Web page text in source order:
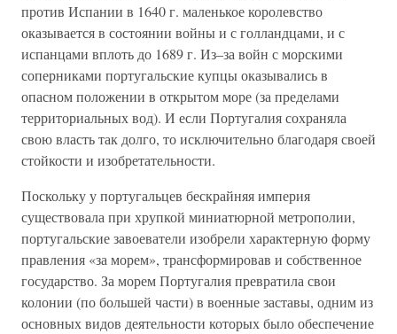
против Испании в 1640 г. маленькое королевство
оказывается в состоянии войны и с голландцами, и с
испанцами вплоть до 1689 г. Из–за войн с морскими
соперниками португальские купцы оказывались в
опасном положении в открытом море (за пределами
территориальных вод). И если Португалия сохраняла
свою власть так долго, то исключительно благодаря своей
стойкости и изобретательности.
Поскольку у португальцев бескрайняя империя
существовала при хрупкой миниатюрной метрополии,
португальские завоеватели изобрели характерную форму
правления «за морем», трансформировав и собственное
государство. За морем Португалия превратила свои
колонии (по большей части) в военные заставы, одним из
основных видов деятельности которых было обеспечение